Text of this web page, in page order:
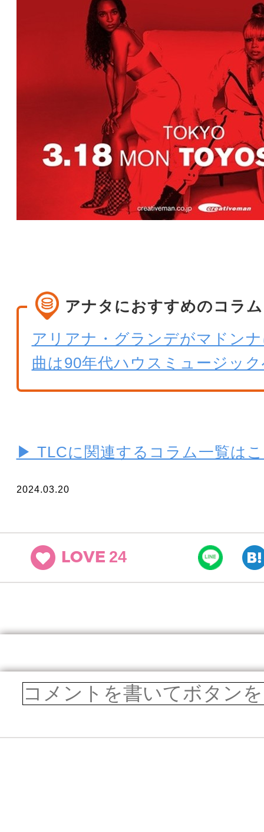
アナタにおすすめのコラム
アリアナ・グランデがマドン
曲は90年代ハウスミュージッ
▶ TLCに関連するコラム一覧は
2024.03.20
LOVE 24